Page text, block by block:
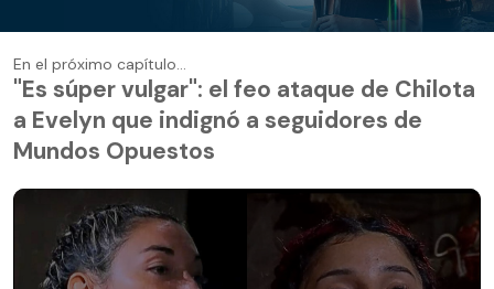
En el próximo capítulo...
"Es súper vulgar": el feo ataque de Chilota
a Evelyn que indignó a seguidores de
Mundos Opuestos